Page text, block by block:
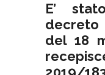
E’
decreto
del 18